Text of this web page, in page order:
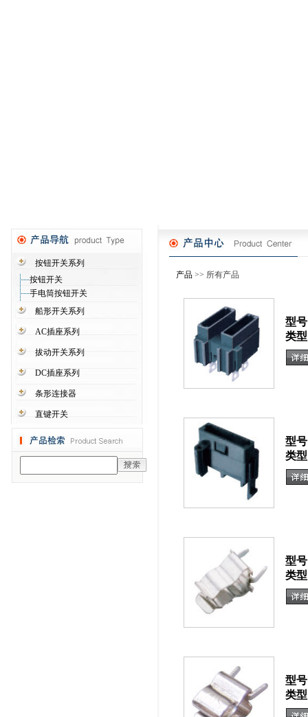
按钮开关系列
按钮开关
手电筒按钮开关
船形开关系列
AC插座系列
拔动开关系列
DC插座系列
条形连接器
直键开关
产品>> 所有产品
型
类
型
类
型
类
型
类